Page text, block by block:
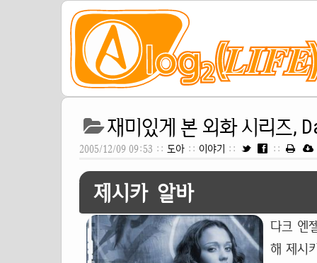
재미있게 본 외화 시리즈,
2005/12/09 09:53 :: 도아 :: 이야기 :: ::
제시카 알바
다크 엔
해 제시